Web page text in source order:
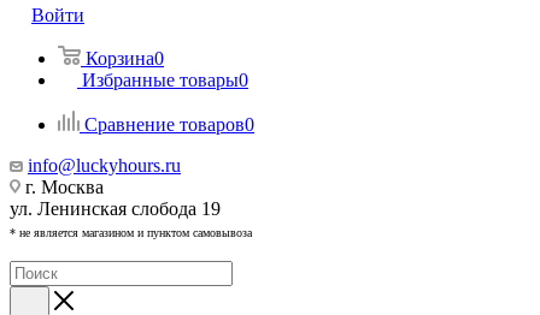
Войти
Корзина0
Избранные товары0
Сравнение товаров0
info@luckyhours.ru
г. Москва
ул. Ленинская слобода 19
* не является магазином и пунктом самовывоза